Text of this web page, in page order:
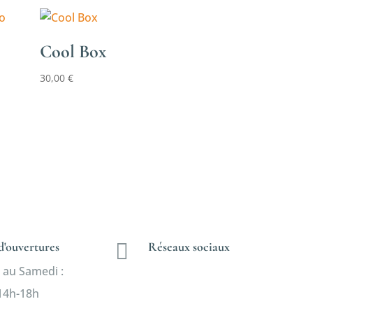
Cool Box
30,00€
Samedi :
18h
 Réseaux sociaux